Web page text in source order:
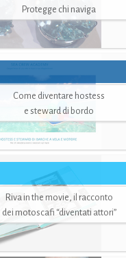
Protegge chi naviga
Come diventare hostess
e steward di bordo
Riva in the movie, il racconto
dei motoscafi “diventati attori”